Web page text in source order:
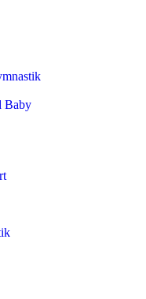
Baby